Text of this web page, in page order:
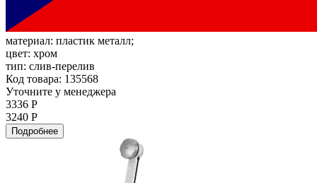
материал: пластик металл;
цвет: хром
тип: слив-перелив
Код товара: 135568
Уточните у менеджера
3336 Р
3240 Р
Подробнее